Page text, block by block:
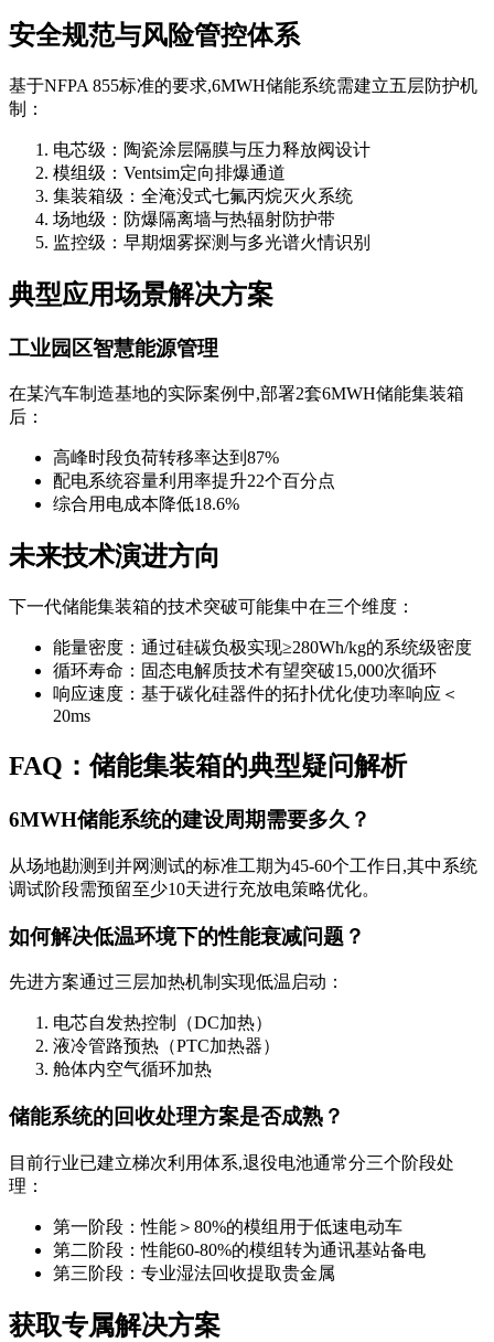
安全规范与风险管控体系
基于NFPA 855标准的要求,6MWH储能系统需建立五层防护机
制：
电芯级：陶瓷涂层隔膜与压力释放阀设计
模组级：Ventsim定向排爆通道
集装箱级：全淹没式七氟丙烷灭火系统
场地级：防爆隔离墙与热辐射防护带
监控级：早期烟雾探测与多光谱火情识别
典型应用场景解决方案
工业园区智慧能源管理
在某汽车制造基地的实际案例中,部署2套6MWH储能集装箱
后：
高峰时段负荷转移率达到87%
配电系统容量利用率提升22个百分点
综合用电成本降低18.6%
未来技术演进方向
下一代储能集装箱的技术突破可能集中在三个维度：
能量密度：通过硅碳负极实现≥280Wh/kg的系统级密度
循环寿命：固态电解质技术有望突破15,000次循环
响应速度：基于碳化硅器件的拓扑优化使功率响应＜
20ms
FAQ：储能集装箱的典型疑问解析
6MWH储能系统的建设周期需要多久？
从场地勘测到并网测试的标准工期为45-60个工作日,其中系统
调试阶段需预留至少10天进行充放电策略优化。
如何解决低温环境下的性能衰减问题？
先进方案通过三层加热机制实现低温启动：
电芯自发热控制（DC加热）
液冷管路预热（PTC加热器）
舱体内空气循环加热
储能系统的回收处理方案是否成熟？
目前行业已建立梯次利用体系,退役电池通常分三个阶段处
理：
第一阶段：性能＞80%的模组用于低速电动车
第二阶段：性能60-80%的模组转为通讯基站备电
第三阶段：专业湿法回收提取贵金属
获取专属解决方案